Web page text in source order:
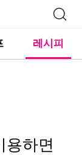
레시피
용하면